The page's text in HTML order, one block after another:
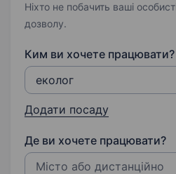
Ніхто не побачить ваші
дозволу.
Ким ви хочете працювати?
Додати посаду
Де ви хочете працювати?